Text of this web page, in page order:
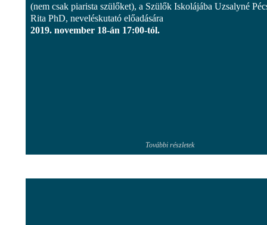
(nem csak piarista szülőket), a Szülők Iskolájába Uzsalyné
Rita PhD, neveléskutató előadására
2019. november 18-án 17:00-tól.
További részletek